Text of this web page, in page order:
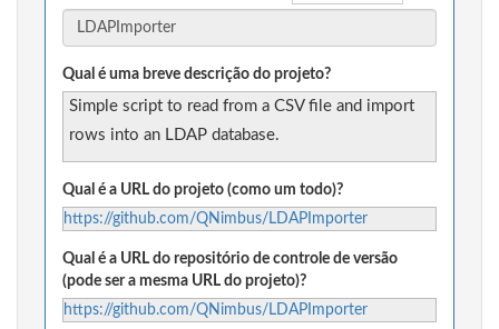
Qual é uma breve descrição do projeto?
Simple script to read from a CSV file and import
rows into an LDAP database.
Qual é a URL do projeto (como um todo)?
https://github.com/QNimbus/LDAPImporter
Qual é a URL do repositório de controle de versão
(pode ser a mesma URL do projeto)?
https://github.com/QNimbus/LDAPImporter